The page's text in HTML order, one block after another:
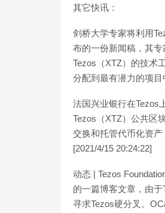
其它快讯：
剑桥大学专家将利用
布的一份新闻稿，其
Tezos（XTZ）的技术
分配到最有潜力的项目
法国兴业银行在Tezos
Tezos（XTZ）公共区
交换和托管代币化资产
[2021/4/15 20:24:22]
动态 | Tezos
的一篇博客文章，由
寻求Tezos硬分叉。